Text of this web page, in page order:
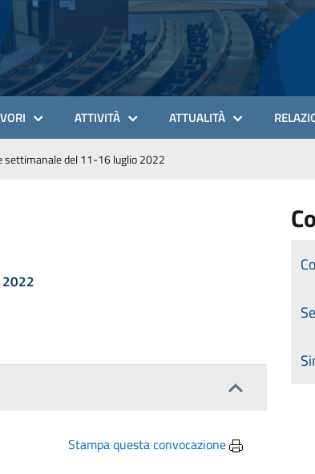
ATTIVITÀ ATTUALITÀ
settimanale del 11-16 luglio 2022
2022
Stampa questa convocazione